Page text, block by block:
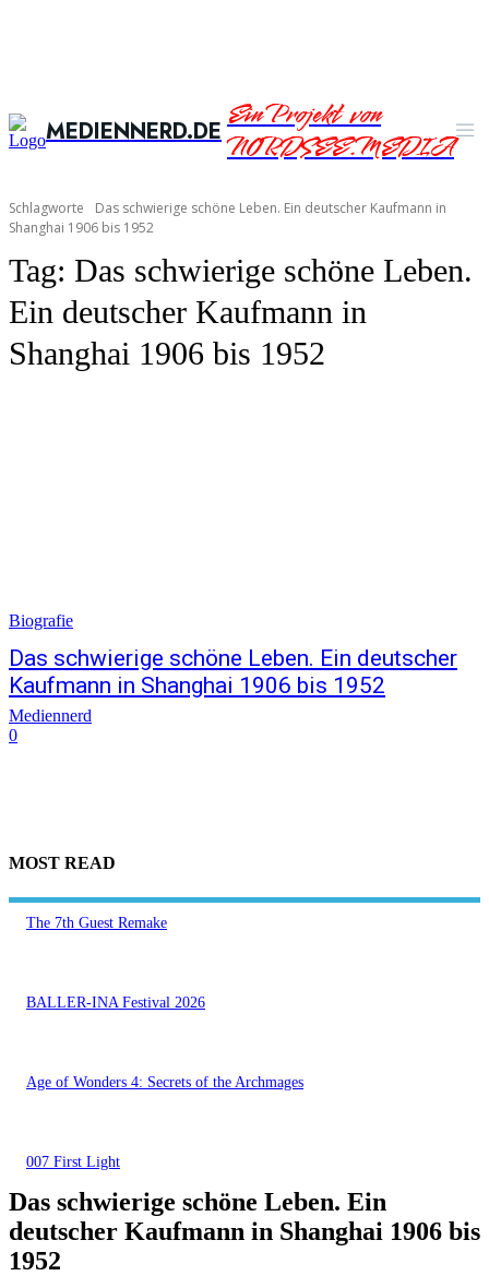
MEDIENNERD.DEEin Projekt von
NORDSEE.MEDIA
Schlagworte
Das schwierige schöne Leben. Ein deutscher Kaufmann in
Shanghai 1906 bis 1952
Tag: Das schwierige schöne Leben.
Ein deutscher Kaufmann in
Shanghai 1906 bis 1952
Biografie
Das schwierige schöne Leben. Ein deutscher
Kaufmann in Shanghai 1906 bis 1952
Mediennerd
0
MOST READ
The 7th Guest Remake
BALLER-INA Festival 2026
Age of Wonders 4: Secrets of the Archmages
007 First Light
Das schwierige schöne Leben. Ein
deutscher Kaufmann in Shanghai 1906 bis
1952